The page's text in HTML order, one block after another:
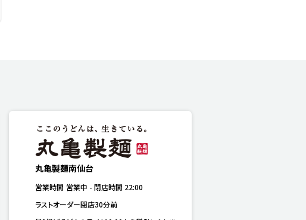
丸亀製麺南仙台
営業時間 営業中 -閉店時間 22:00
ラストオーダー閉店30分前